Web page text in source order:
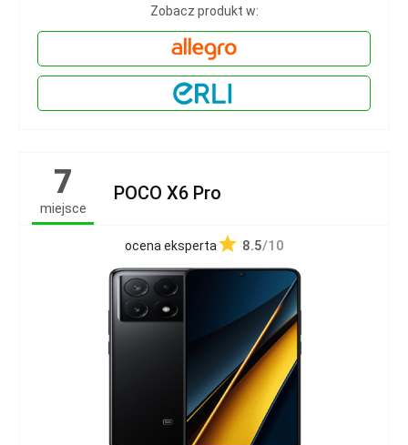
Zobacz produkt w:
7
miejsce
POCO X6 Pro
ocena eksperta 8.5/10